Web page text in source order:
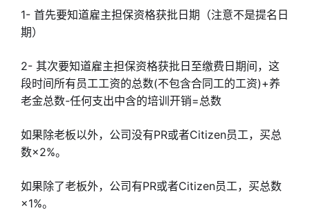
1- 首先要知道雇主担保资格获批日期（注意不是提名日
期）
2- 其次要知道雇主担保资格获批日至缴费日期间，这
段时间所有员工工资的总数(不包含合同工的工资)+养
老金总数-任何支出中含的培训开销=总数
如果除老板以外，公司没有PR或者Citizen员工，买总
数×2%。
如果除了老板外，公司有PR或者Citizen员工，买总数
×1%。